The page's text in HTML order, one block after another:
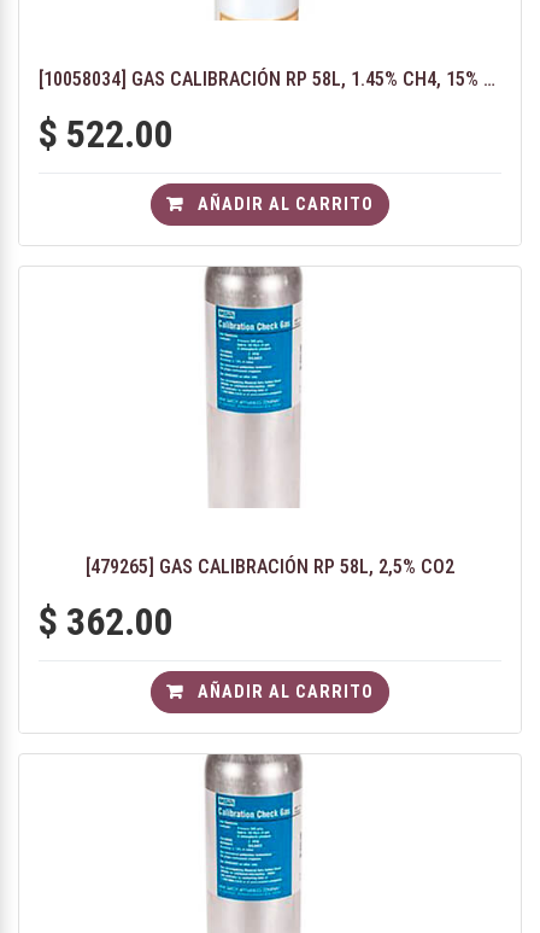
[10058034] GAS CALIBRACIÓN RP 58L, 1.45% CH4, 15% O2, 60 CO, 10 NO2
$ 522.00
AÑADIR AL CARRITO
[479265] GAS CALIBRACIÓN RP 58L, 2,5% CO2
$ 362.00
AÑADIR AL CARRITO